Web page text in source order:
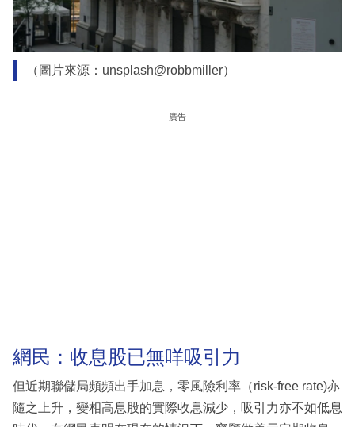
（圖片來源：unsplash@robbmiller）
廣告
網民：收息股已無咩吸引力
但近期聯儲局頻頻出手加息，零風險利率（risk-free rate)亦
隨之上升，變相高息股的實際收息減少，吸引力亦不如低息